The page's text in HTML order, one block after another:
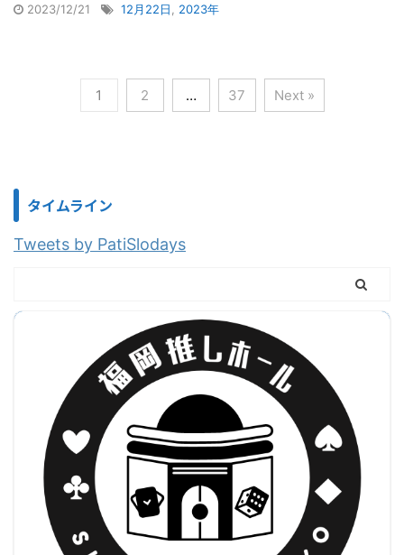
2023/12/21 12月22日 2023年
1 2 … 37 Next »
タイムライン
Tweets by PatiSlodays